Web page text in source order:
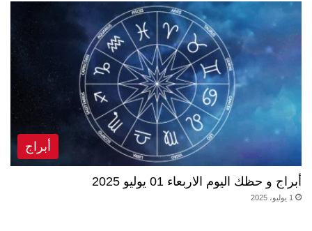
أبراج
أبراج و حظك اليوم الاربعاء 01 يوليو 2025
1 يوليو، 2025